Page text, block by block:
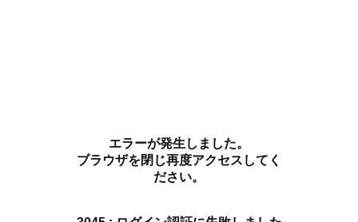
エラーが発生しました。
ブラウザを閉じ再度アクセスしてく
ださい。